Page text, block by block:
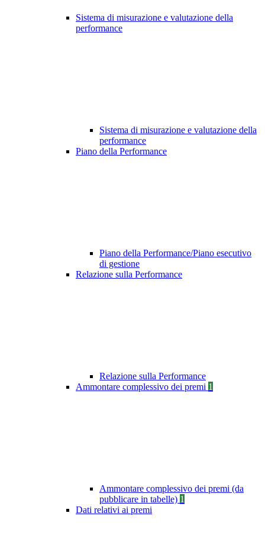
Sistema di misurazione e valutazione della
performance
Sistema di misurazione e valutazione della
performance
Piano della Performance
Piano della Performance/Piano esecutivo
di gestione
Relazione sulla Performance
Relazione sulla Performance
Ammontare complessivo dei premi 1
Ammontare complessivo dei premi (da
pubblicare in tabelle) 1
Dati relativi ai premi